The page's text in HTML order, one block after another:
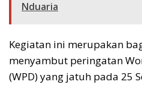
Nduaria
Kegiatan ini merupakan
menyambut peringatan
(WPD) yang jatuh pada 25